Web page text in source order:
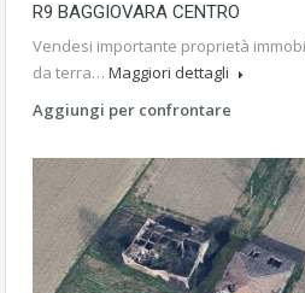
R9 BAGGIOVARA CENTRO
Vendesi importante proprietà
da terra… Maggiori dettagli
Aggiungi per confrontare